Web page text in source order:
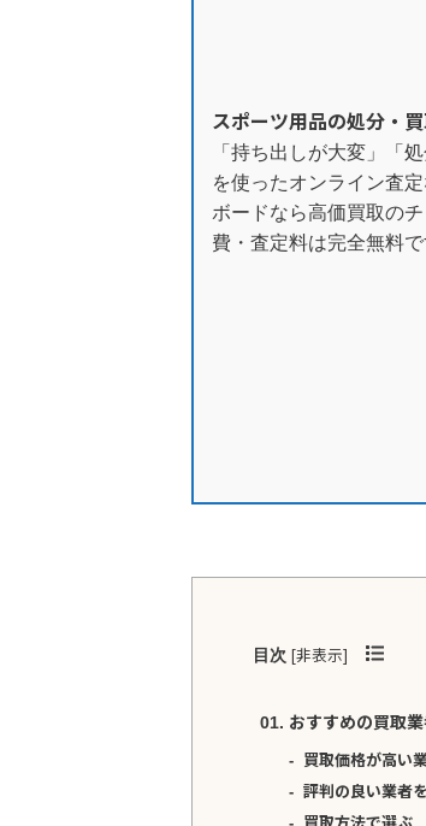
スポーツ用品の処分・
「持ち出しが大変」「
を使ったオンライン査
ボードなら高価買取の
費・査定料は完全無料
目次 [非表示]
おすすめの買取
買取価格が高い
評判の良い業者